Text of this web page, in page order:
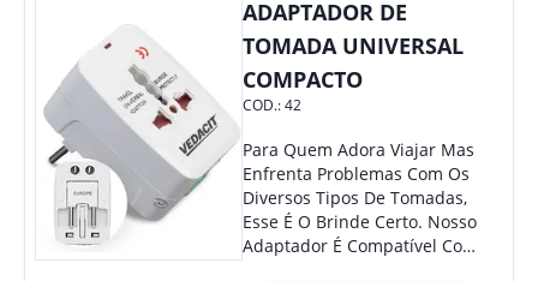
Colaboradores.
ADAPTADOR DE
TOMADA UNIVERSAL
COMPACTO
COD.:42
Para Quem Adora Viajar Mas
Enfrenta Problemas Com Os
Diversos Tipos De Tomadas,
Esse É O Brinde Certo. Nosso
Adaptador É Compatível Com